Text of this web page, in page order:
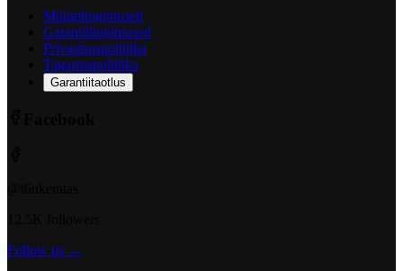
Müügitingimused
Garantiitingimused
Privaatsuspoliitika
Tagastuspoliitika
Garantiitaotlus
Follow us →